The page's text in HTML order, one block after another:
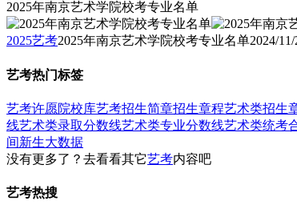
2025年南京艺术学院校考专业名单
2025艺考2025年南京艺术学院校考专业名单2024/
艺考热门标签
艺考许愿院校库艺考招生简章招生章程艺术类招生
线艺术类录取分数线艺术类专业分数线艺术类统考
间新生大数据
没有更多了？去看看其它艺考内容吧
艺考热搜